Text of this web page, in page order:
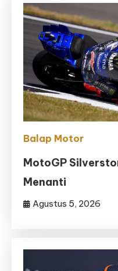
Balap Motor
MotoGP
Menanti
Agustus 5, 2026